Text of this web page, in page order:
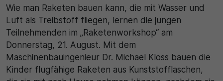
Wie man Raketen bauen kann, die mit Wasser und
Luft als Treibstoff fliegen, lernen die jungen
Teilnehmenden im „Raketenworkshop“ am
Donnerstag, 21. August. Mit dem
Maschinenbauingenieur Dr. Michael Kloss bauen die
Kinder flugfähige Raketen aus Kunststofflaschen,